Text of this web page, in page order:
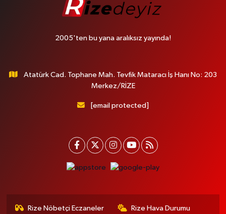
2005'ten bu yana aralıksız yayında!
Atatürk Cad. Tophane Mah. Tevfik Mataracı İş Hanı No: 203
Merkez/RİZE
[email protected]
Rize Nöbetçi Eczaneler Rize Hava Durumu